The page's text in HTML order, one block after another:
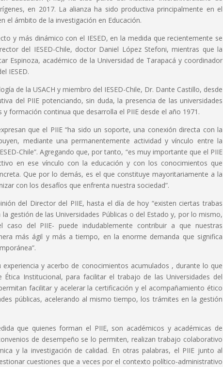
en 2017. La alianza ha sido productiva principalmente en el
el ámbito de la investigación en Educación.
y más dinámico con el IESED, en la medida que recientemente se
del IESED-Chile, doctor Daniel López Stefoni, mientras que la
Espinoza, académico de la Universidad de Tarapacá y coordinador
IESED.
de la USACH y miembro del IESED-Chile, Dr. Dante Castillo, desde
del PIIE potenciando, sin duda, la presencia de las universidades
formación continua que desarrolla el PIIE desde el año 1971.
que el PIIE “ha sido un soporte, una conexión directa con la
mediante una permanentemente actividad y vínculo entre la
Chile”. Agregando que, por tanto, “es muy importante que el PIIE
en ese vínculo con la educación y con los conocimientos que
Que por lo demás, es el que constituye mayoritariamente a la
con los desafíos que enfrenta nuestra sociedad”.
del Director del PIIE, hasta el día de hoy “existen ciertas trabas
gestión de las Universidades Públicas o del Estado y, por lo mismo,
del PIIE- puede indudablemente contribuir a que nuestras
más ágil y más a tiempo, en la enorme demanda que significa
y acerbo de conocimientos acumulados , durante lo que
Institucional, para facilitar el trabajo de las Universidades del
facilitar y acelerar la certificación y el acompañamiento ético
públicas, acelerando al mismo tiempo, los trámites en la gestión
que quienes forman el PIIE, son académicos y académicas de
de desempeño se lo permiten, realizan trabajo colaborativo
y la investigación de calidad. En otras palabras, el PIIE junto al
cuestiones que a veces por el contexto político-administrativo